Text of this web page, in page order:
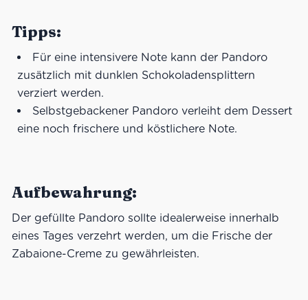
Tipps:
Für eine intensivere Note kann der Pandoro
zusätzlich mit dunklen Schokoladensplittern
verziert werden.
Selbstgebackener Pandoro verleiht dem Dessert
eine noch frischere und köstlichere Note.
Aufbewahrung:
Der gefüllte Pandoro sollte idealerweise innerhalb
eines Tages verzehrt werden, um die Frische der
Zabaione-Creme zu gewährleisten.